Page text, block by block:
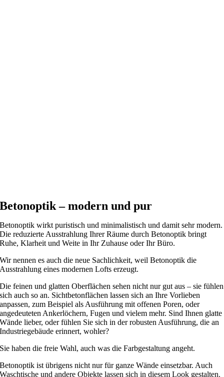
Betonoptik – modern und pur
Betonoptik wirkt puristisch und minimalistisch und damit sehr modern.
Die reduzierte Ausstrahlung Ihrer Räume durch Betonoptik bringt
Ruhe, Klarheit und Weite in Ihr Zuhause oder Ihr Büro.
Wir nennen es auch die neue Sachlichkeit, weil Betonoptik die
Ausstrahlung eines modernen Lofts erzeugt.
Die feinen und glatten Oberflächen sehen nicht nur gut aus – sie fühlen
sich auch so an. Sichtbetonflächen lassen sich an Ihre Vorlieben
anpassen, zum Beispiel als Ausführung mit offenen Poren, oder
angedeuteten Ankerlöchern, Fugen und vielem mehr. Sind Ihnen glatte
Wände lieber, oder fühlen Sie sich in der robusten Ausführung, die an
Industriegebäude erinnert, wohler?
Sie haben die freie Wahl, auch was die Farbgestaltung angeht.
Betonoptik ist übrigens nicht nur für ganze Wände einsetzbar. Auch
Waschtische und andere Objekte lassen sich in diesem Look gestalten.